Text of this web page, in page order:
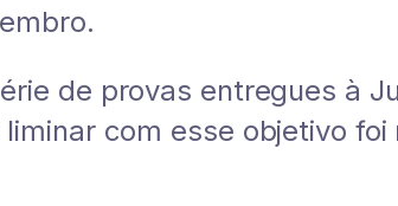
de provas entregues à
com esse objetivo foi